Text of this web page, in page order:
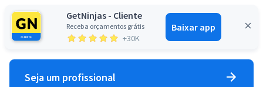
GetNinjas - Cliente
Receba orçamentos grátis
+30K
Baixar app
Entrar
Seja um profissional